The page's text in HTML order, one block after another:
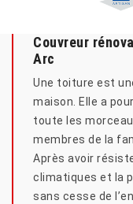
Couvreur
Arc
Une toiture est
maison. Elle a
toute les
membres de la
Après avoir
climatiques et la
sans cesse de